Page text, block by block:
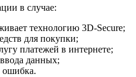
в случае:
технологию 3D-Secure;
для покупки;
платежей в интернете;
данных;
ошибка.